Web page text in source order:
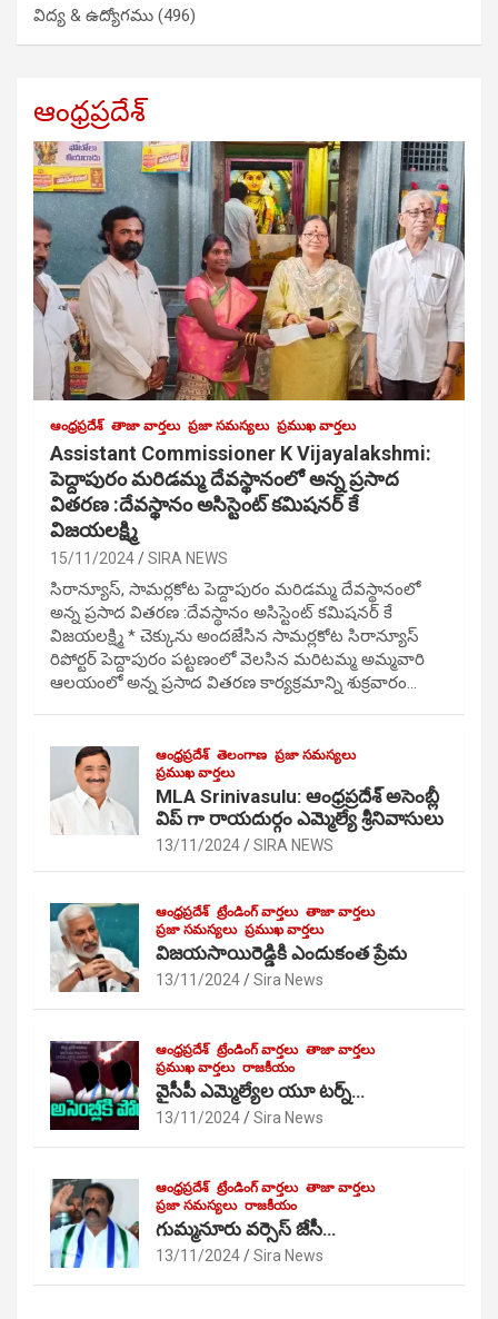
విద్య & ఉద్యోగము (496)
ఆంధ్రప్రదేశ్
ఆంధ్రప్రదేశ్ తాజా వార్తలు ప్రజా సమస్యలు ప్రముఖ వార్తలు
Assistant Commissioner K Vijayalakshmi:
పెద్దాపురం మరిడమ్మ దేవస్థానంలో అన్న ప్రసాద
వితరణ :దేవస్థానం అసిస్టెంట్ కమిషనర్ కే
విజయలక్ష్మి
15/11/2024 SIRA NEWS
సిరాన్యూస్, సామర్లకోట పెద్దాపురం మరిడమ్మ దేవస్థానంలో
అన్న ప్రసాద వితరణ :దేవస్థానం అసిస్టెంట్ కమిషనర్ కే
విజయలక్ష్మి * చెక్కును అందజేసిన సామర్లకోట సిరాన్యూస్
రిపోర్టర్ పెద్దాపురం పట్టణంలో వెలసిన మరిటమ్మ అమ్మవారి
ఆలయంలో అన్న ప్రసాద వితరణ కార్యక్రమాన్ని శుక్రవారం…
ఆంధ్రప్రదేశ్ తెలంగాణ ప్రజా సమస్యలు
ప్రముఖ వార్తలు
MLA Srinivasulu: ఆంధ్రప్రదేశ్ అసెంబ్లీ
విప్ గా రాయదుర్గం ఎమ్మెల్యే శ్రీనివాసులు
13/11/2024 SIRA NEWS
ఆంధ్రప్రదేశ్ ట్రేండింగ్ వార్తలు తాజా వార్తలు
ప్రజా సమస్యలు ప్రముఖ వార్తలు
విజయసాయిరెడ్డికి ఎందుకంత ప్రేమ
13/11/2024 Sira News
ఆంధ్రప్రదేశ్ ట్రేండింగ్ వార్తలు తాజా వార్తలు
ప్రముఖ వార్తలు రాజకీయం
వైసీపీ ఎమ్మెల్యేల యూ టర్న్…
13/11/2024 Sira News
ఆంధ్రప్రదేశ్ ట్రేండింగ్ వార్తలు తాజా వార్తలు
ప్రజా సమస్యలు రాజకీయం
గుమ్మనూరు వర్సెస్ జేసీ…
13/11/2024 Sira News